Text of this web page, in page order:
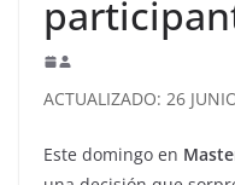
ACTUALIZADO: 26
Este domingo en